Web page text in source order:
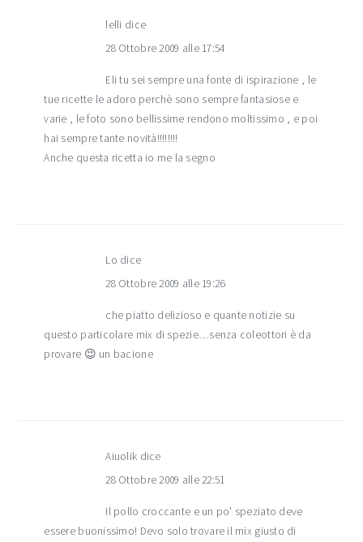
lelli dice
28 Ottobre 2009 alle 17:54
Eli tu sei sempre una fonte di ispirazione , le
tue ricette le adoro perchè sono sempre fantasiose e
varie , le foto sono bellissime rendono moltissimo , e poi
hai sempre tante novità!!!!!!!!
Anche questa ricetta io me la segno
Lo dice
28 Ottobre 2009 alle 19:26
che piatto delizioso e quante notizie su
questo particolare mix di spezie…senza coleottori è da
provare 😉 un bacione
Aiuolik dice
28 Ottobre 2009 alle 22:51
Il pollo croccante e un po' speziato deve
essere buonissimo! Devo solo trovare il mix giusto di